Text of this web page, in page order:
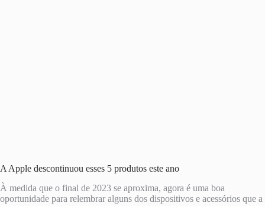
A Apple descontinuou esses 5 produtos este ano
À medida que o final de 2023 se aproxima, agora é uma boa
oportunidade para relembrar alguns dos dispositivos e acessórios que a